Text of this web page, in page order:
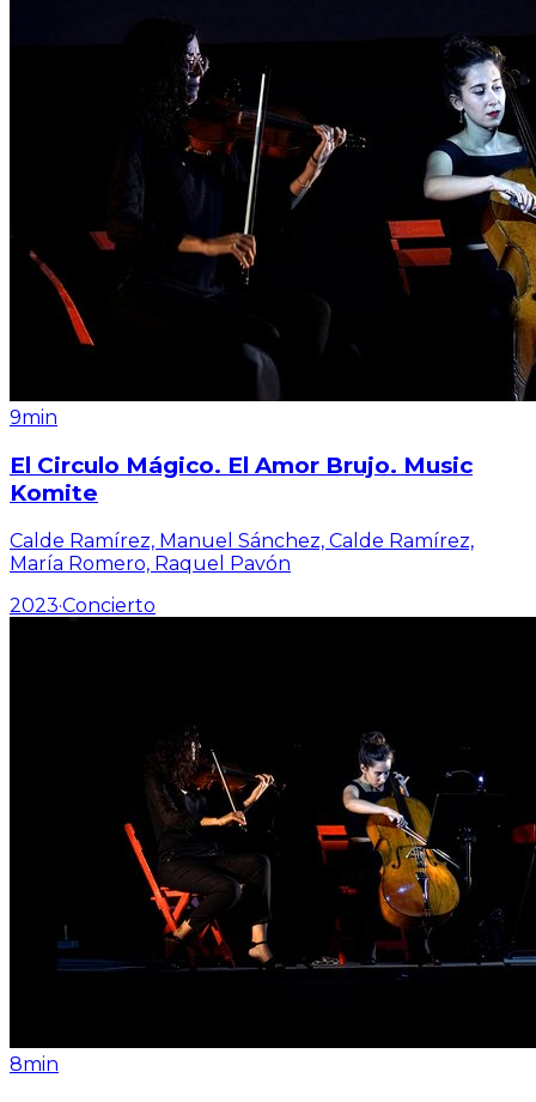
9min
El Circulo Mágico. El Amor Brujo. Music
Komite
Calde Ramírez, Manuel Sánchez, Calde Ramírez,
María Romero, Raquel Pavón
2023·Concierto
8min